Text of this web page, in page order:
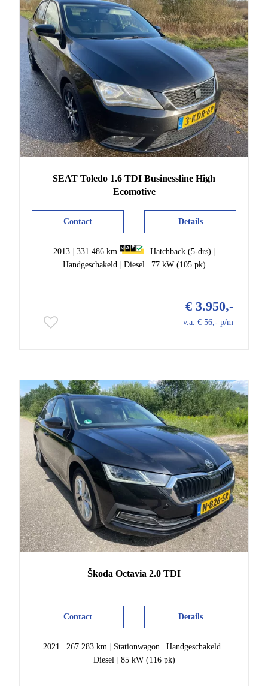
SEAT Toledo 1.6 TDI Businessline High
Ecomotive
Details
Contact
2013| 331.486 km Hatchback (5-drs)
Handgeschakeld| Diesel| 77 kW (105 pk)
€ 3.950,-
v.a. € 56,- p/m
Škoda Octavia 2.0 TDI
Details
Contact
2021 | 267.283 km | Stationwagon | Handgeschakeld |
Diesel | 85 kW (116 pk)